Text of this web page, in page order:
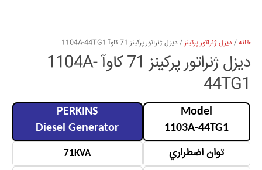
خانه/دیزل ژنراتور پرکینز / دیزل ژنراتور پرکینز 71 كاوآ 1104A-44TG1
دیزل ژنراتور پرکینز 71 كاوآ 1104A-
44TG1
Model
1103A-44TG1
PERKINS
Diesel Generator
توان اضطراري 71KVA